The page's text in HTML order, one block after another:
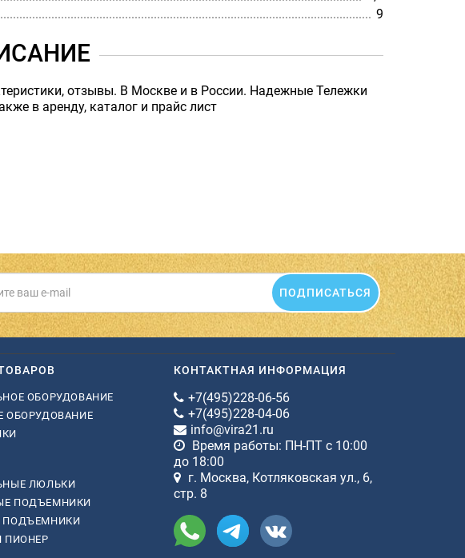
9
отзывы. В Москве и в России. Надежные Тележки
в аренду, каталог и прайс лист
ПОДПИСАТЬСЯ
ОБОРУДОВАНИЕ
ОБОРУДОВАНИЕ
ЛЮЛЬКИ
ПОДЪЕМНИКИ
ПОДЪЕМНИКИ
ПИОНЕР
КОНТАКТНАЯ ИНФОРМАЦИЯ
+7(495)228-06-56
+7(495)228-04-06
info@vira21.ru
Время работы: ПН-ПТ с 10:00
до 18:00
г. Москва, Котляковская ул., 6,
стр. 8